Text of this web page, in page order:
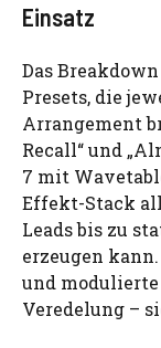
Einsatz
Das
Presets, die
Arrangement
Recall“ und
7 mit
Effekt-Stack
Leads bis zu
erzeugen
und
Veredelung –